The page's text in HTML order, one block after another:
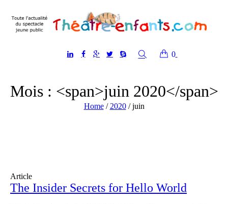
0
Mois : <span>juin 2020</span>
Home / 2020 /juin
Article
The Insider Secrets for Hello World